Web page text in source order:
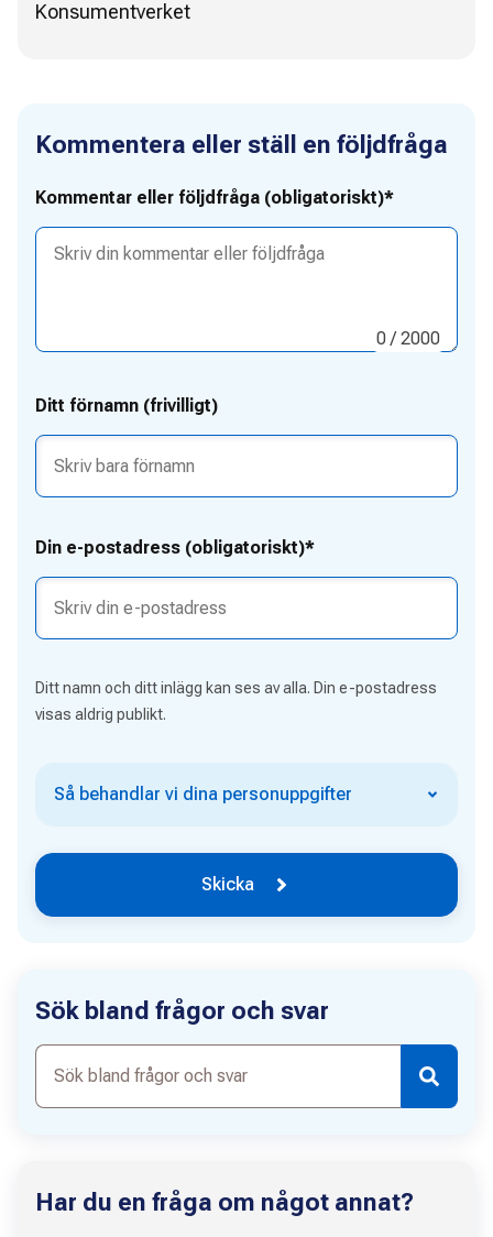
Konsumentverket
Kommentera eller ställ en följdfråga
Kommentar eller följdfråga (obligatoriskt)*
0/ 2000
Ditt förnamn (frivilligt)
Din e-postadress (obligatoriskt)*
Ditt namn och ditt inlägg kan ses av alla. Din e-postadress
visas aldrig publikt.
Så behandlar vi dina personuppgifter
Skicka
Sök bland frågor och svar
Sök
bland
frågor
och
Har du en fråga om något annat?